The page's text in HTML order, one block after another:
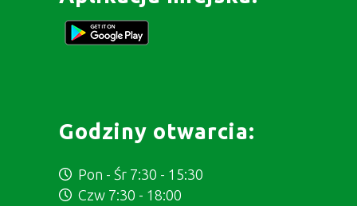
Godziny otwarcia:
Pon - Śr 7:30 - 15:30
Czw 7:30 - 18:00